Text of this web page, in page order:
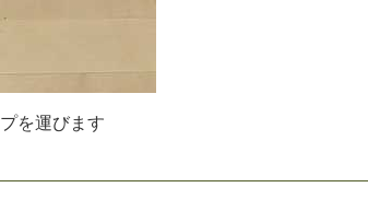
プを運びま す